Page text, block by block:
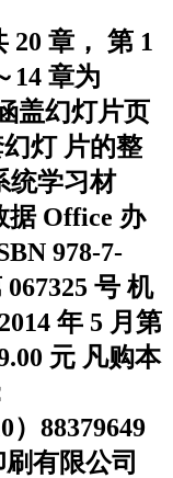
20 章， 第 1
14 章为
盖幻灯片页
灯 片的整
统学习材
据 Office 办
978-7-
号 机
年 5 月第
元 凡购本
88379649
有限公司